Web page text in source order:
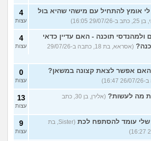
אומץ להתחיל עם מישהי שהיא בול
26 16:05)
4
עצות
תוכנה - האם עדיין כדאי
(אסראא, בת 18, כתבה ב-29/07/26
4
עצות
האם אפשר לצאת קצונה במשאן? 0
עצות
מה לעשות?
(אלירן, בן 30, כתב
13
עצות
עומד להסתפח לכת
(Sister, בת
9
עצות